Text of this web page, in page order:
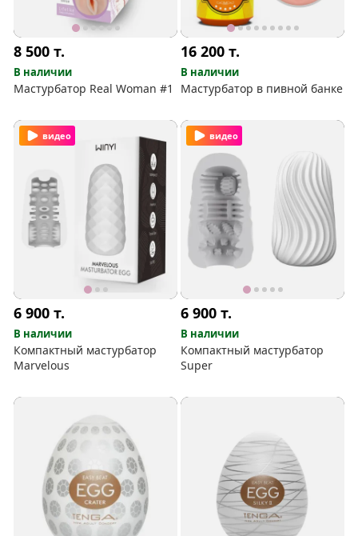
8 500т.
В наличии
Мастурбатор Real Woman #1
16 200т.
В наличии
Мастурбатор в пивной банке
видео
6 900т.
В наличии
Компактный мастурбатор
Marvelous
видео
6 900т.
В наличии
Компактный мастурбатор
Super